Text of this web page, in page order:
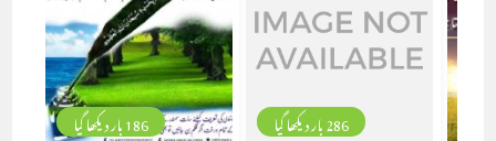
286 بار دیکھا گیا 186 بار دیکھا گیا